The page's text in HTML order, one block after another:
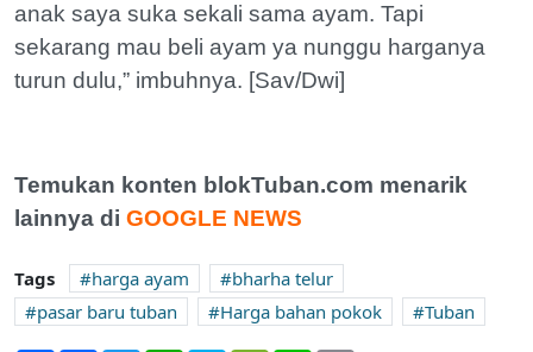
anak saya suka sekali sama ayam. Tapi
sekarang mau beli ayam ya nunggu harganya
turun dulu,” imbuhnya. [Sav/Dwi]
Temukan konten blokTuban.com menarik
lainnya di GOOGLE NEWS
Tags harga ayam
bharha telur
pasar baru tuban
Harga bahan pokok
Tuban